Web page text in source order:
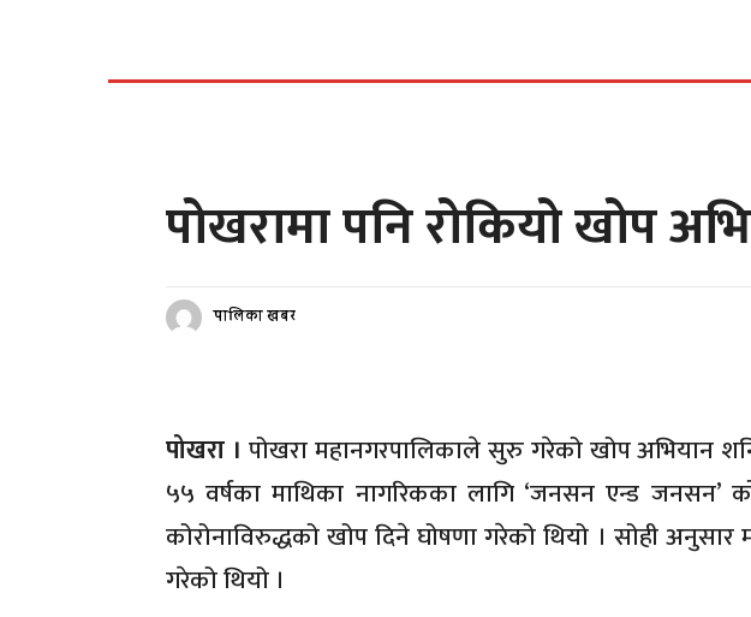
पोखरामा पनि रोकियो खोप
पालिका खबर
पोखरा । पोखरा महानगरपालिकाले सुरु गरेको खोप अभियान
५५ वर्षका माथिका नागरिकका लागि ‘जनसन एन्ड जनसन’
कोरोनाविरुद्धको खोप दिने घोषणा गरेको थियो । सोही
गरेको थियो ।